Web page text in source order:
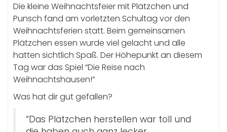
Die kleine Weihnachtsfeier mit Plätzchen und
Punsch fand am vorletzten Schultag vor den
Weihnachtsferien statt. Beim gemeinsamen
Plätzchen essen wurde viel gelacht und alle
hatten sichtlich Spaß. Der Höhepunkt an diesem
Tag war das Spiel “Die Reise nach
Weihnachtshausen!”
Was hat dir gut gefallen?
“Das Plätzchen herstellen war toll und